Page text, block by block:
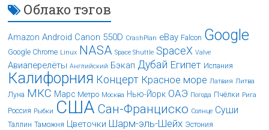
Облако тэгов
Amazon Android Canon 550D CrashPlan eBay Falcon Google
Google Chrome Linux NASA Space Shuttle SpaceX Valve
Авиаперелёты Английский Бэкап Дубай Египет Испания
Калифорния Концерт Красное море Латвия Литва
Луна МКС Марс Метро Москва Нью-Йорк ОАЭ Погода Пчёлки Рига
Россия Рыбки США Сан-Франциско Солнце Суши
Таллин Таможня Цветочки Шарм-эль-Шейх Эстония